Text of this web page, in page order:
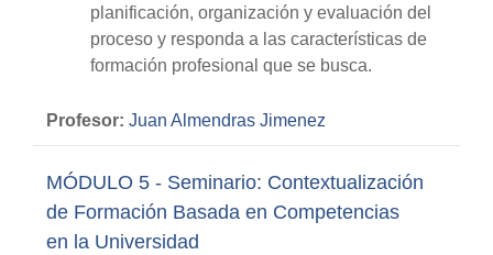
planificación, organización y evaluación del
proceso y responda a las características de
formación profesional que se busca.
Profesor: Juan Almendras Jimenez
MÓDULO 5 - Seminario: Contextualización
de Formación Basada en Competencias
en la Universidad